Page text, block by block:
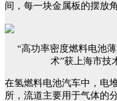
间，每一块金属板的摆放
“高功率密度燃料电池
术”获上海市技
在氢燃料电池汽车中，电
所，流道主要用于气体的